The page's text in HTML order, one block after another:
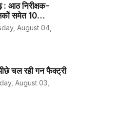
आठ निरीक्षक-
समेत 10
के तबादले
August 04,
चल रही गन फैक्ट्री
August 03,